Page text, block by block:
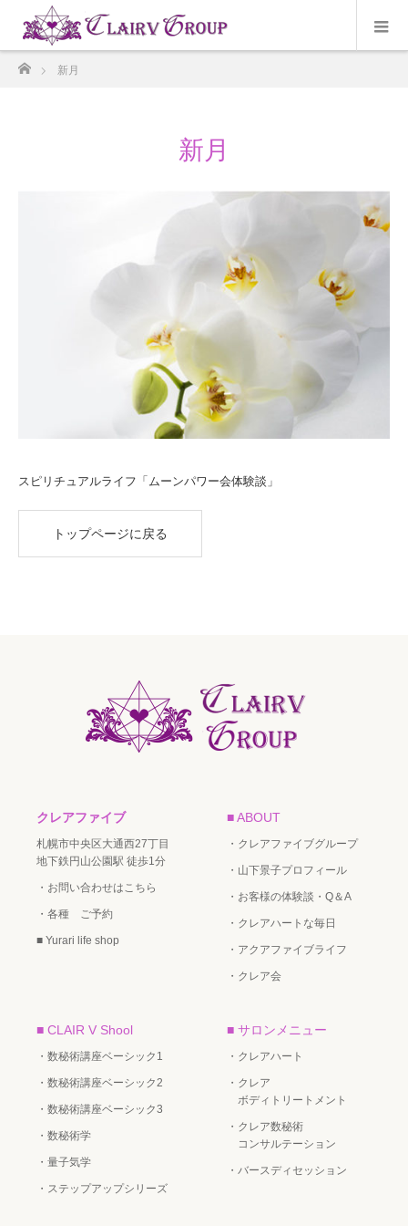
ホーム
新月
新月
スピリチュアルライフ「ムーンパワー会体験談」
トップページに戻る
クレアファイブ
札幌市中央区大通西27丁目
地下鉄円山公園駅 徒歩1分
・お問い合わせはこちら
・各種 ご予約
■ Yurari life shop
■ ABOUT
・クレアファイブグループ
・山下景子プロフィール
・お客様の体験談・Q＆A
・クレアハートな毎日
・アクアファイブライフ
・クレア会
■ CLAIR V Shool
・数秘術講座ベーシック1
・数秘術講座ベーシック2
・数秘術講座ベーシック3
・数秘術学
・量子気学
・ステップアップシリーズ
■ サロンメニュー
・クレアハート
・クレア
ボディトリートメント
・クレア数秘術
コンサルテーション
・バースディセッション